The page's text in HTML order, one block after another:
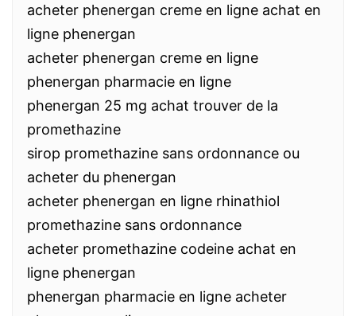
acheter phenergan creme en ligne achat en
ligne phenergan
acheter phenergan creme en ligne
phenergan pharmacie en ligne
phenergan 25 mg achat trouver de la
promethazine
sirop promethazine sans ordonnance ou
acheter du phenergan
acheter phenergan en ligne rhinathiol
promethazine sans ordonnance
acheter promethazine codeine achat en
ligne phenergan
phenergan pharmacie en ligne acheter